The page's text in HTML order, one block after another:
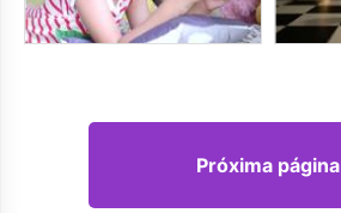
Próxima página